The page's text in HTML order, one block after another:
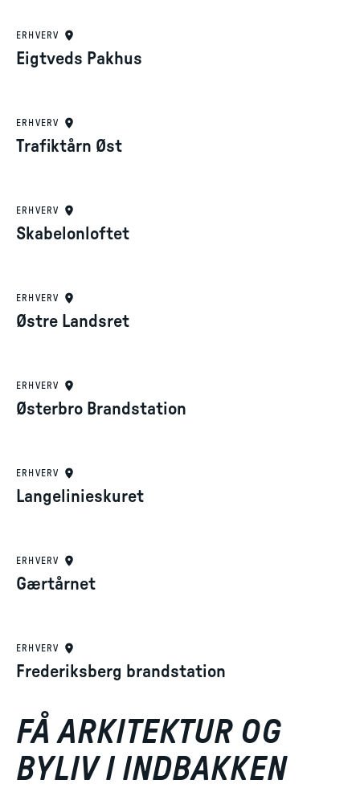
ERHVERV
Eigtveds Pakhus
ERHVERV
Trafiktårn Øst
ERHVERV
Skabelonloftet
ERHVERV
Østre Landsret
ERHVERV
Østerbro Brandstation
ERHVERV
Langelinieskuret
ERHVERV
Gærtårnet
ERHVERV
Frederiksberg brandstation
FÅ ARKITEKTUR OG
BYLIV I INDBAKKEN